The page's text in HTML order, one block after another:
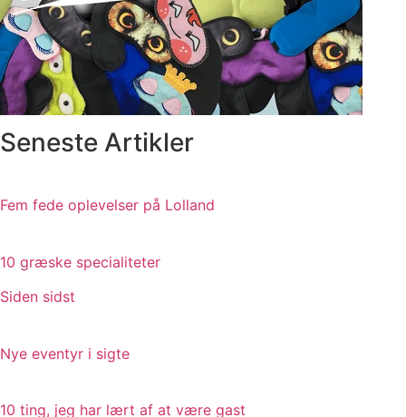
Seneste Artikler
Fem fede oplevelser på Lolland
10 græske specialiteter
Siden sidst
Nye eventyr i sigte
10 ting, jeg har lært af at være gast